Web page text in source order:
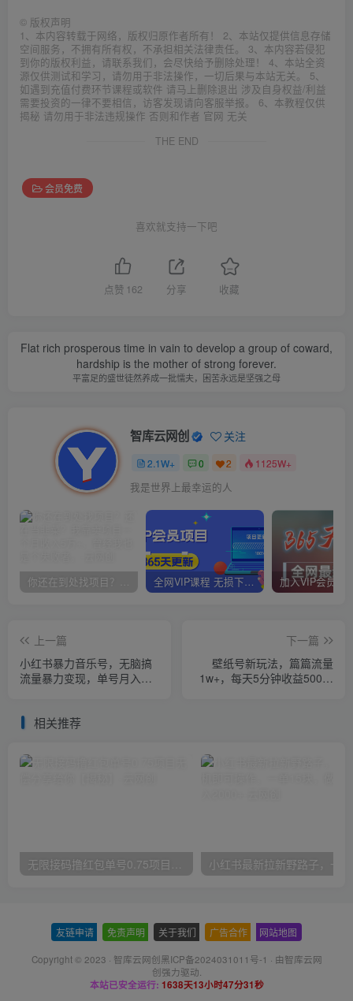
© 版权声明
1、本内容转载于网络，版权归原作者所有！ 2、本站仅提供信息存储
空间服务，不拥有所有权，不承担相关法律责任。 3、本内容若侵犯
到你的版权利益，请联系我们，会尽快给予删除处理！ 4、本站全资
源仅供测试和学习，请勿用于非法操作，一切后果与本站无关。 5、
如遇到充值付费环节课程或软件 请马上删除退出 涉及自身权益/利益
需要投资的一律不要相信，访客发现请向客服举报。 6、本教程仅供
揭秘 请勿用于非法违规操作 否则和作者 官网 无关
THE END
会员免费
喜欢就支持一下吧
点赞 162 分享 收藏
Flat rich prosperous time in vain to develop a group of coward,
hardship is the mother of strong forever.
平富足的盛世徒然养成一批懦夫，困苦永远是坚强之母
智库云网创 关注
2.1W+ 0 2 1125W+
我是世界上最幸运的人
你还在到处找项目？还在当韭菜？我靠卖项目一个月收入5万+，曾经我也是个失败者。 全网VIP课程 无损下载~
上一篇
小红书暴力音乐号，无脑搞
流量暴力变现，单号月入
下一篇
壁纸号新玩法，篇篇流量
1w+，每天5分钟收益500，
相关推荐
无限接码撸红包单号0.75项目无偿分享给你【揭秘】
友链申请 免责声明 关于我们 广告合作 网站地图
Copyright © 2023 · 智库云网创黑ICP备2024031011号-1 · 由智库云网
创强力驱动.
本站已安全运行: 1638天13小时47分31秒